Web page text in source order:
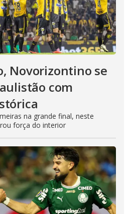
Novorizontino se
com
na grande final, neste
força do interior